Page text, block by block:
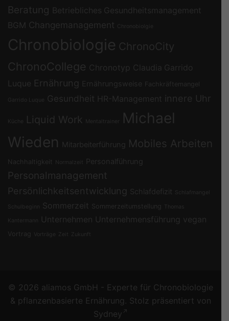
Beratung Betriebliches Gesundheitsmanagement
BGM Changemanagement Chronobiolgie
Chronobiologie ChronoCity
ChronoCollege Chronotyp Claudia Garrido
Luque Ernährung Ernährungsweise Fachkräftemangel
Garrido Luque Gesundheit HR-Management innere Uhr
Küche Liquid Work Mentaltrainer
Michael
Wieden Mitarbeiterführung Mobiles Arbeiten
Nachhaltigkeit Normalzeit Personalführung
Personalmanagement
Persönlichkeitsentwicklung Schlafdefizit Schlafmangel
Schulbeginn Sommerzeit Sommerzeitumstellung Thomas
Kantermann Unternehmen Unternehmensführung vegan
Vortrag Vorträge Zeit Zukunft
© 2026 aliamos GmbH - Experte für Chronobiologie
& pflanzenbasierte Ernährung. Stolz präsentiert von
Sydney